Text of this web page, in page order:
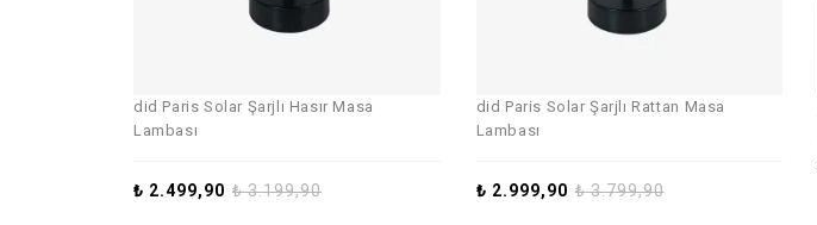
did Paris Solar Şarjlı Hasır Masa
Lambası
₺3.199,90
₺ 2.499,90
did Paris Solar Şarjlı Rattan Masa
Lambası
₺3.799,90
₺ 2.999,90